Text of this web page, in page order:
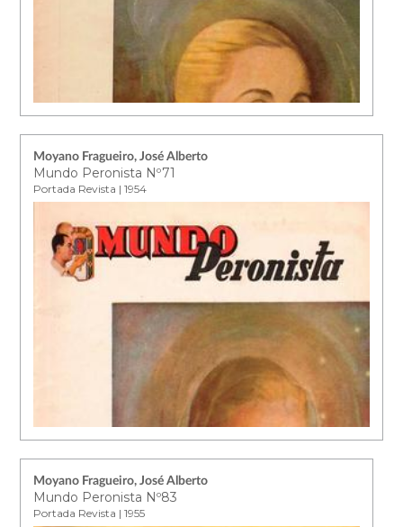
Moyano Fragueiro, José Alberto
Mundo Peronista Nº71
Portada Revista | 1954
Moyano Fragueiro, José Alberto
Mundo Peronista Nº83
Portada Revista | 1955